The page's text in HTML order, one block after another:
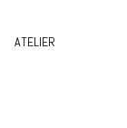
ATELIER